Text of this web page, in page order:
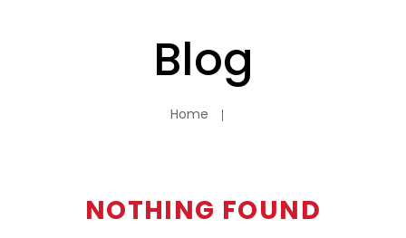
No products in the cart.
Blog
Home
NOTHING FOUND